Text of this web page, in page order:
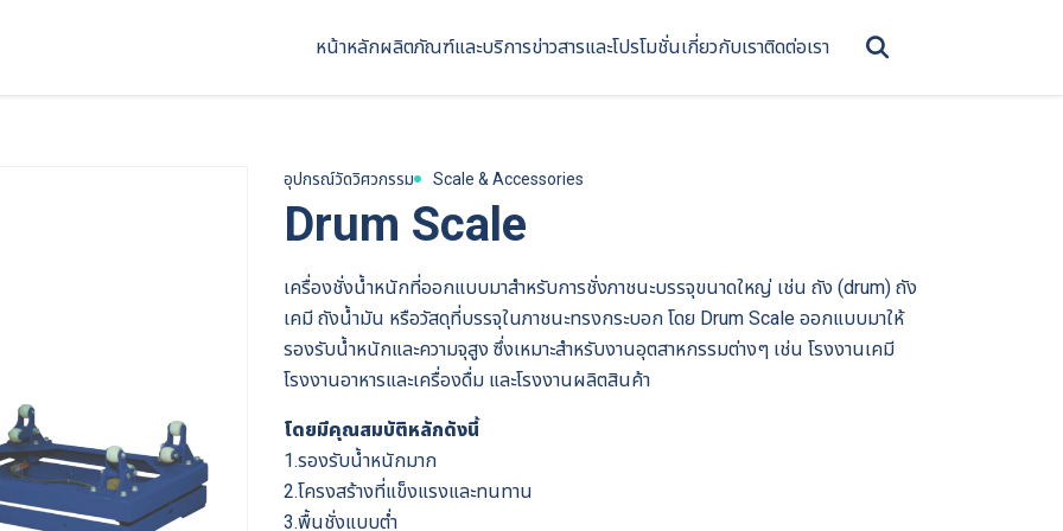
หน้าหลักผลิตภัณฑ์และบริการข่าวสารและโปรโมชั่นเกี่ยวกับเราติดต่อเรา
อุปกรณ์วัดวิศวกรรม Scale & Accessories
Drum Scale
เครื่องชั่งน้ำหนักที่ออกแบบมาสำหรับการชั่งภาชนะบรรจุขนาดใหญ่ เช่น ถัง (drum) ถัง
เคมี ถังน้ำมัน หรือวัสดุที่บรรจุในภาชนะทรงกระบอก โดย Drum Scale ออกแบบมาให้
รองรับน้ำหนักและความจุสูง ซึ่งเหมาะสำหรับงานอุตสาหกรรมต่างๆ เช่น โรงงานเคมี
โรงงานอาหารและเครื่องดื่ม และโรงงานผลิตสินค้า
โดยมีคุณสมบัติหลักดังนี้
1.รองรับน้ำหนักมาก
2.โครงสร้างที่แข็งแรงและทนทาน
3.พื้นชั่งแบบต่ำ